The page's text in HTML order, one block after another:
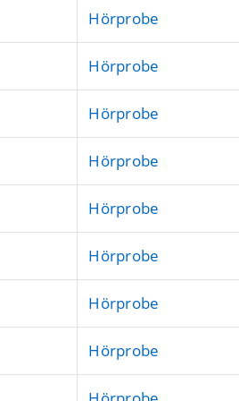
Hörprobe
Hörprobe
Hörprobe
Hörprobe
Hörprobe
Hörprobe
Hörprobe
Hörprobe